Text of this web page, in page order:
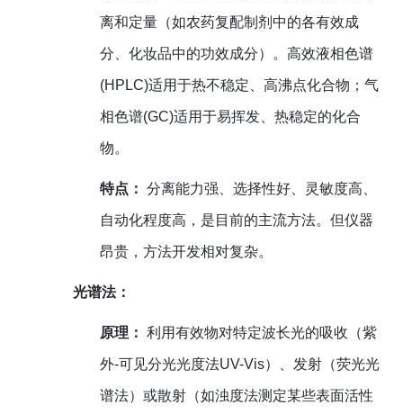
离和定量（如农药复配制剂中的各有效成
分、化妆品中的功效成分）。高效液相色谱
(HPLC)适用于热不稳定、高沸点化合物；气
相色谱(GC)适用于易挥发、热稳定的化合
物。
特点： 分离能力强、选择性好、灵敏度高、
自动化程度高，是目前的主流方法。但仪器
昂贵，方法开发相对复杂。
光谱法：
原理： 利用有效物对特定波长光的吸收（紫
外-可见分光光度法UV-Vis）、发射（荧光光
谱法）或散射（如浊度法测定某些表面活性